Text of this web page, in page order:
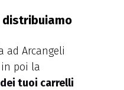
distribuiamo
ad Arcangeli
poi la
tuoi carrelli